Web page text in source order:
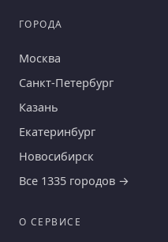
ГОРОДА
Москва
Санкт-Петербург
Казань
Екатеринбург
Новосибирск
Все 1335 городов →
О СЕРВИСЕ